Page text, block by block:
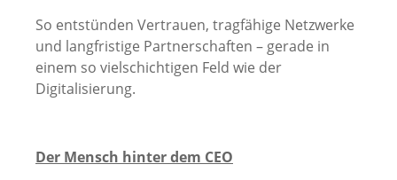
So entstünden Vertrauen, tragfähige Netzwerke
und langfristige Partnerschaften – gerade in
einem so vielschichtigen Feld wie der
Digitalisierung.
Der Mensch hinter dem CEO